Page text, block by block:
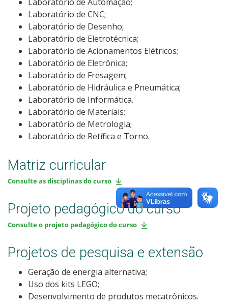
Laboratório de CNC;
Laboratório de Desenho;
Laboratório de Eletrotécnica;
Laboratório de Acionamentos Elétricos;
Laboratório de Eletrônica;
Laboratório de Fresagem;
Laboratório de Hidráulica e Pneumática;
Laboratório de Informática.
Laboratório de Materiais;
Laboratório de Metrologia;
Laboratório de Retífica e Torno.
Matriz curricular
Consulte as disciplinas do curso
Projeto pedagógico do curso
Consulte o projeto pedagógico do curso
Projetos de pesquisa e extensão
Geração de energia alternativa;
Uso dos kits LEGO;
Desenvolvimento de produtos mecatrônicos.